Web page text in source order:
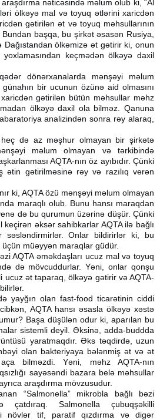
araşdırma nəticəsində məlum olub ki, “Al
ölkəyə mal və toyuq ətlərini xaricdən
gətirilən ət və toyuq məhsullarının
Bundan başqa, bu şirkət əsasən Rusiya,
ölkəmizə ət gətirir ki, onun
keçmədən ölkəyə daxil
dönərxanalarda mənşəyi məlum
bir ucunun özünə aid olmasını
gətirilən bütün məhsullar məhz
ölkəyə daxil ola bilməz. Qanuna
analizindən sonra rəy alaraq,
də az məşhur olmayan bir şirkətə
məlum olmayan və tərkibində
AQTA-nın öz ayıbıdır. Çünki
ətin gətirilməsinə rəy və razılıq verən
ki, AQTA özü mənşəyi məlum olmayan
maraqlı olub. Bunu hansı maraqdan
də bu qurumun üzərinə düşür. Çünki
əksər sahibkarlar AQTA ilə bağlı
səsləndirmirlər. Onlar bildirirlər ki, bu
müəyyən maraqlar güdür.
AQTA əməkdaşları ucuz mal və toyuq
də mövcuddurlar. Yəni, onlar qonşu
ucuz ət taparaq, ölkəyə gətirir və AQTA-
yayğın olan fast-food ticarətinin ciddi
AQTA hansı əsasla ölkəyə xəstə
Başa düşülən odur ki, aparılan bu
sistemli deyil. Əksinə, adda-buddda
yaratmaqdır. Əks təqdirdə, uzun
olan bakteriyaya bələnmiş ət və ət
bilməzdi. Yəni, məhz AQTA-nın
sayəsəndi bazara belə məhsullar
araşdırma mövzusudur.
“Salmonella” mikrobla bağlı bəzi
çatdıraq. Salmonella çubuqşəkilli
növlər tif, paratif qızdırma və digər